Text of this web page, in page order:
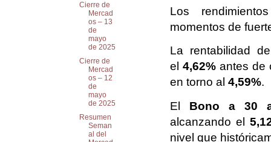
Los
momentos de
La rentabilidad
el 4,62%antes de
en torno al 4,59%.
El Bono a 30
alcanzando el
nivel que
Cierre de
Mercad
os – 13
de
mayo
de 2025
Cierre de
Mercad
os – 12
de
mayo
de 2025
Resumen
Seman
al del